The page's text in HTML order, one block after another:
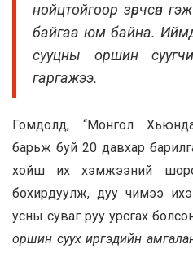
нойцтойгоор зөрчсөн
байгаа юм байна.
сууцны оршин
гаргажээ.
Гомдолд, “Монгол
барьж буй 20 давхар
хойш их хэмжээний
бохирдуулж, дуу чимээ
усны суваг руу урсгах
оршин суух иргэдийн